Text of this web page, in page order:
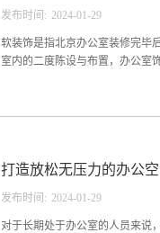
成规的需要简约朴素的色调，而
多彩的隔断，就连头顶上的天花
区域的要求。办公室中富有特色
软装饰是指北京办公室装修完毕
室内的二度陈设与布置，办公室
制办公室软装其实也是很有必要
适。彰显企业形象，北京办公室
同季节摆放不同的花，营造不同
4、北京办公室装修窗帘的色系
发布时间: 2024-01-29
打造放松无压力的办公空
对于长期处于办公室的人员来说
发布时间: 2024-01-29